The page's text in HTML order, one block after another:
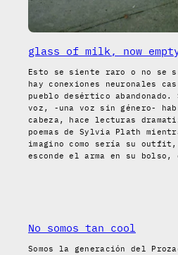
glass of milk, now
Esto se siente raro o no se
hay conexiones neuronales
pueblo desértico abandonado.
voz, -una voz sin género-
cabeza, hace lecturas
poemas de Sylvia Plath
imagino como sería su outfit,
esconde el arma en su bolso,
No somos tan cool
Somos la generación del